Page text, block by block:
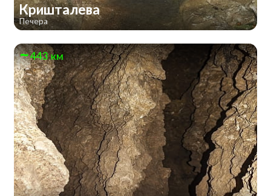
Кришталева
Печера
443 км